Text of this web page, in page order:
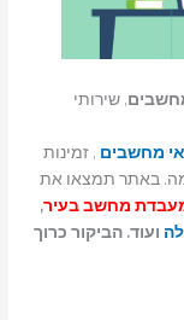
, שירותי
מחשבים , זמינות
24/7 ביממה. באתר תמצאו את
מחשב בעיר,
ועוד. הביקור כרוך